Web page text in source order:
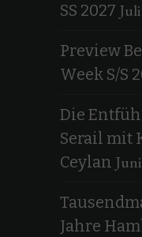
SS 2027
Preview
Week S/S
Die
Serail mit
Ceylan
Jahre